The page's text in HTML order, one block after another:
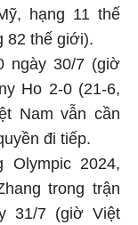
hạng 11 thế
82 thế giới).
ngày 30/7 (giờ
Ho 2-0 (21-6,
Nam vẫn cần
đi tiếp.
2024,
trong trận
31/7 (giờ Việt